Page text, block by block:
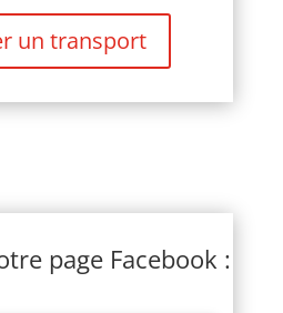
un transport
page Facebook :